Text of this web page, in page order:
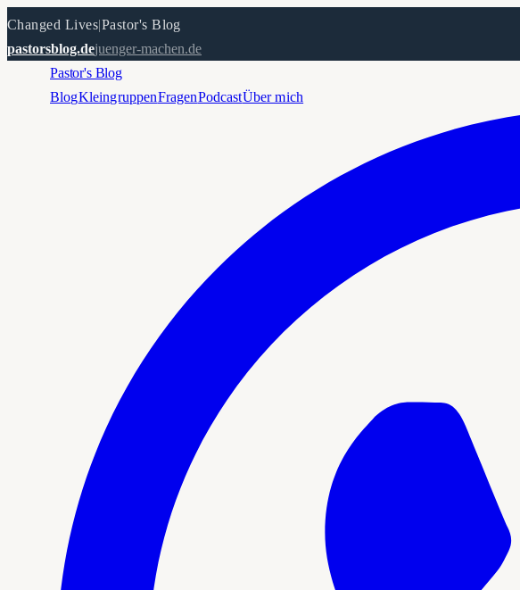
Changed Lives|Pastor's Blog
pastorsblog.dejuenger-machen.de
Pastor's Blog
BlogKleingruppenFragenPodcastÜber mich